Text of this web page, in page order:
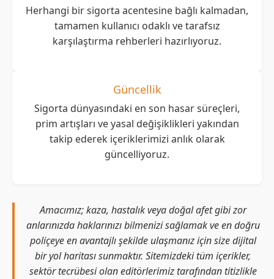
Herhangi bir sigorta acentesine bağlı kalmadan,
tamamen kullanıcı odaklı ve tarafsız
karşılaştırma rehberleri hazırlıyoruz.
Güncellik
Sigorta dünyasındaki en son hasar süreçleri,
prim artışları ve yasal değişiklikleri yakından
takip ederek içeriklerimizi anlık olarak
güncelliyoruz.
Amacımız; kaza, hastalık veya doğal afet gibi zor
anlarınızda haklarınızı bilmenizi sağlamak ve en doğru
poliçeye en avantajlı şekilde ulaşmanız için size dijital
bir yol haritası sunmaktır. Sitemizdeki tüm içerikler,
sektör tecrübesi olan editörlerimiz tarafından titizlikle